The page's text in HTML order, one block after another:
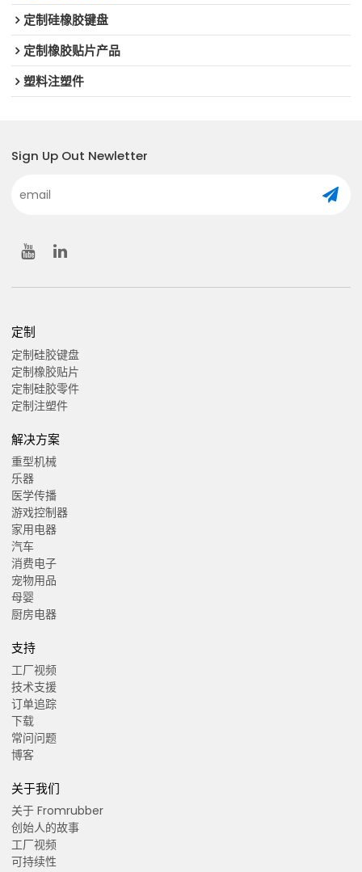
定制硅橡胶键盘
定制橡胶贴片产品
塑料注塑件
Sign Up Out Newletter
定制
定制硅胶键盘
定制橡胶贴片
定制硅胶零件
定制注塑件
解决方案
重型机械
乐器
医学传播
游戏控制器
家用电器
汽车
消费电子
宠物用品
母婴
厨房电器
支持
工厂视频
技术支援
订单追踪
下载
常问问题
博客
关于我们
关于 Fromrubber
创始人的故事
工厂视频
可持续性